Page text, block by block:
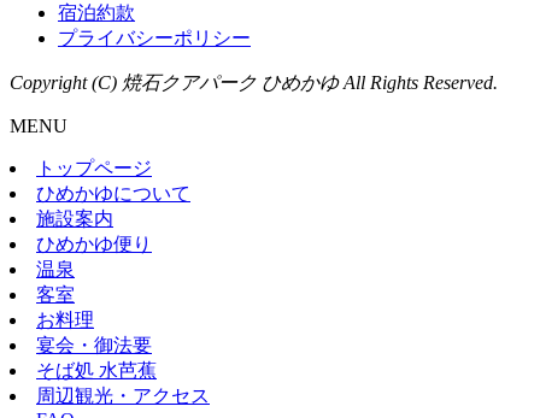
宿泊約款
プライバシーポリシー
Copyright (C) 焼石クアパーク ひめかゆ All Rights Reserved.
MENU
トップページ
ひめかゆについて
施設案内
ひめかゆ便り
温泉
客室
お料理
宴会・御法要
そば処 水芭蕉
周辺観光・アクセス